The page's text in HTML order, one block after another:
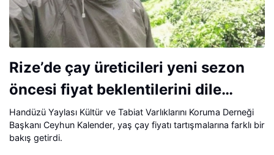
Rize’de çay üreticileri yeni sezon
öncesi fiyat beklentilerini dile
getiriyor.
Handüzü Yaylası Kültür ve Tabiat Varlıklarını Koruma Derneği
Başkanı Ceyhun Kalender, yaş çay fiyatı tartışmalarına farklı bir
bakış getirdi.